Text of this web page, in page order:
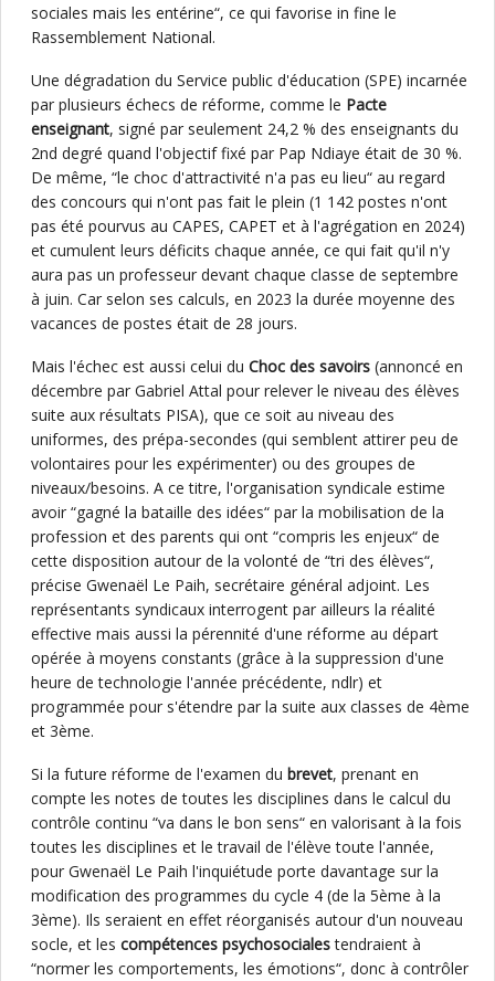
sociales mais les entérine“, ce qui favorise in fine le
Rassemblement National.
Une dégradation du Service public d'éducation (SPE) incarnée
par plusieurs échecs de réforme, comme le Pacte
enseignant, signé par seulement 24,2 % des enseignants du
2nd degré quand l'objectif fixé par Pap Ndiaye était de 30 %.
De même, “le choc d'attractivité n'a pas eu lieu“ au regard
des concours qui n'ont pas fait le plein (1 142 postes n'ont
pas été pourvus au CAPES, CAPET et à l'agrégation en 2024)
et cumulent leurs déficits chaque année, ce qui fait qu'il n'y
aura pas un professeur devant chaque classe de septembre
à juin. Car selon ses calculs, en 2023 la durée moyenne des
vacances de postes était de 28 jours.
Mais l'échec est aussi celui du Choc des savoirs (annoncé en
décembre par Gabriel Attal pour relever le niveau des élèves
suite aux résultats PISA), que ce soit au niveau des
uniformes, des prépa-secondes (qui semblent attirer peu de
volontaires pour les expérimenter) ou des groupes de
niveaux/besoins. A ce titre, l'organisation syndicale estime
avoir “gagné la bataille des idées“ par la mobilisation de la
profession et des parents qui ont “compris les enjeux“ de
cette disposition autour de la volonté de “tri des élèves“,
précise Gwenaël Le Paih, secrétaire général adjoint. Les
représentants syndicaux interrogent par ailleurs la réalité
effective mais aussi la pérennité d'une réforme au départ
opérée à moyens constants (grâce à la suppression d'une
heure de technologie l'année précédente, ndlr) et
programmée pour s'étendre par la suite aux classes de 4ème
et 3ème.
Si la future réforme de l'examen du brevet, prenant en
compte les notes de toutes les disciplines dans le calcul du
contrôle continu “va dans le bon sens“ en valorisant à la fois
toutes les disciplines et le travail de l'élève toute l'année,
pour Gwenaël Le Paih l'inquiétude porte davantage sur la
modification des programmes du cycle 4 (de la 5ème à la
3ème). Ils seraient en effet réorganisés autour d'un nouveau
socle, et les compétences psychosocialestendraient à
“normer les comportements, les émotions“, donc à contrôler